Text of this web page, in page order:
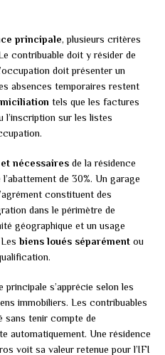
principale, plusieurs critères
contribuable doit y résider de
doit présenter un
absences temporaires restent
tels que les factures
l’inscription sur les listes
nécessaires de la résidence
de 30%. Un garage
constituent des
dans le périmètre de
géographique et un usage
Lesbiens loués séparément ou
principale s’apprécie selon les
immobiliers. Les contribuables
sans tenir compte de
automatiquement. Une résidence
voit sa valeur retenue pour l’IFI